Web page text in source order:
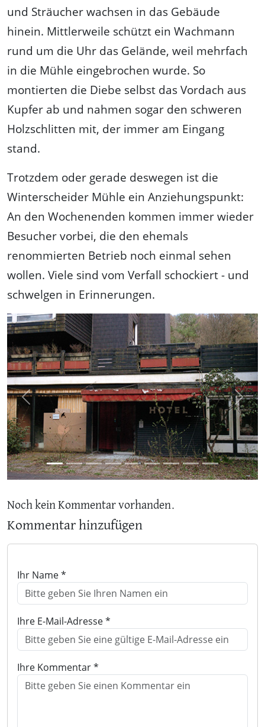
und Sträucher wachsen in das Gebäude
hinein. Mittlerweile schützt ein Wachmann
rund um die Uhr das Gelände, weil mehrfach
in die Mühle eingebrochen wurde. So
montierten die Diebe selbst das Vordach aus
Kupfer ab und nahmen sogar den schweren
Holzschlitten mit, der immer am Eingang
stand.
Trotzdem oder gerade deswegen ist die
Winterscheider Mühle ein Anziehungspunkt:
An den Wochenenden kommen immer wieder
Besucher vorbei, die den ehemals
renommierten Betrieb noch einmal sehen
wollen. Viele sind vom Verfall schockiert - und
schwelgen in Erinnerungen.
Previous Next
Noch kein Kommentar vorhanden.
Kommentar hinzufügen
Ihr Name *
Ihre E-Mail-Adresse *
Ihre Kommentar *